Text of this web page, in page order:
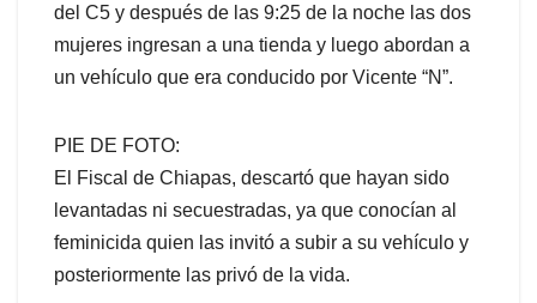
del C5 y después de las 9:25 de la noche las dos
mujeres ingresan a una tienda y luego abordan a
un vehículo que era conducido por Vicente “N”.
PIE DE FOTO:
El Fiscal de Chiapas, descartó que hayan sido
levantadas ni secuestradas, ya que conocían al
feminicida quien las invitó a subir a su vehículo y
posteriormente las privó de la vida.